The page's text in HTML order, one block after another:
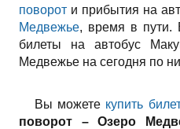
поворот и прибытия на
Медвежье, время в пути.
билеты на автобус
Медвежье на сегодня по
Вы можете купить
поворот – Озеро